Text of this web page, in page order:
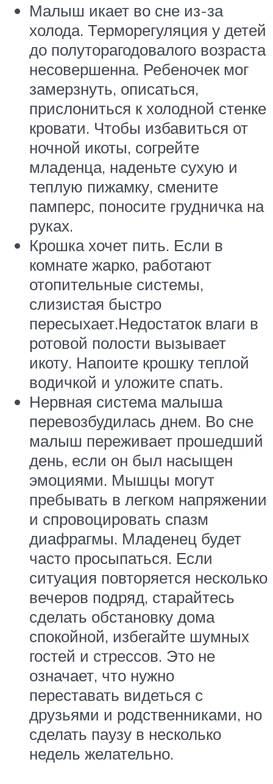
Малыш икает во сне из-за
холода. Терморегуляция у детей
до полуторагодовалого возраста
несовершенна. Ребеночек мог
замерзнуть, описаться,
прислониться к холодной стенке
кровати. Чтобы избавиться от
ночной икоты, согрейте
младенца, наденьте сухую и
теплую пижамку, смените
памперс, поносите грудничка на
руках.
Крошка хочет пить. Если в
комнате жарко, работают
отопительные системы,
слизистая быстро
пересыхает.Недостаток влаги в
ротовой полости вызывает
икоту. Напоите крошку теплой
водичкой и уложите спать.
Нервная система малыша
перевозбудилась днем. Во сне
малыш переживает прошедший
день, если он был насыщен
эмоциями. Мышцы могут
пребывать в легком напряжении
и спровоцировать спазм
диафрагмы. Младенец будет
часто просыпаться. Если
ситуация повторяется несколько
вечеров подряд, старайтесь
сделать обстановку дома
спокойной, избегайте шумных
гостей и стрессов. Это не
означает, что нужно
переставать видеться с
друзьями и родственниками, но
сделать паузу в несколько
недель желательно.